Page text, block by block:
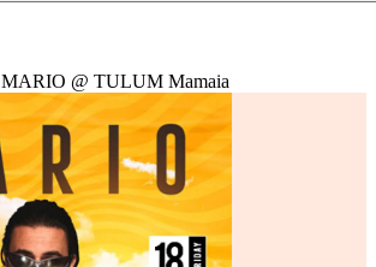
MARIO @ TULUM Mamaia